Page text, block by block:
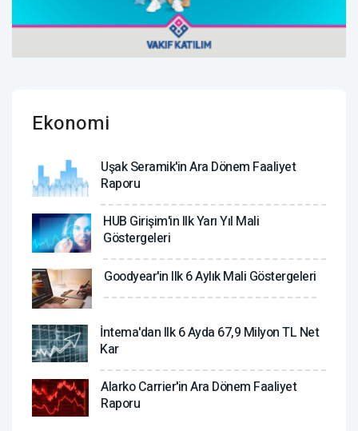
Ekonomi
Uşak Seramik'in Ara Dönem Faaliyet
Raporu
HUB Girişim'in Ilk Yarı Yıl Mali
Göstergeleri
Goodyear'in Ilk 6 Aylık Mali Göstergeleri
İntema'dan Ilk 6 Ayda 67,9 Milyon TL Net
Kar
Alarko Carrier'in Ara Dönem Faaliyet
Raporu